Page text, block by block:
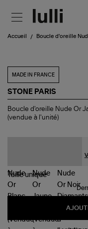
Accueil Boucle d'oreille
MADE IN FRANCE
STONE PARIS
Boucle
d'oreille
l'unité)
Boucle d'oreille Nude Or
(vendue à l'unité)
Tailleunique